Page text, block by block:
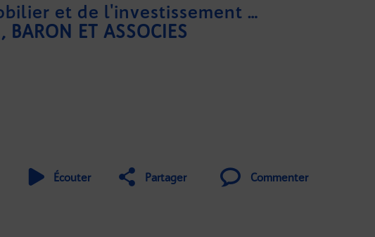
Salon de l'immobilier et de l'investissement de Paris - 2021
BARON ET ASSOCIES
Écouter Partager Commenter